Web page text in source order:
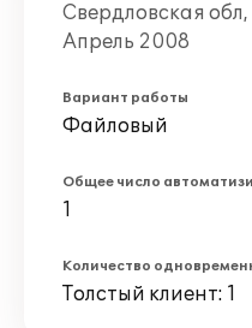
Свердловская
Апрель 2008
Вариант работы
Файловый
Общее число
1
Количество
Толстый клиент: 1